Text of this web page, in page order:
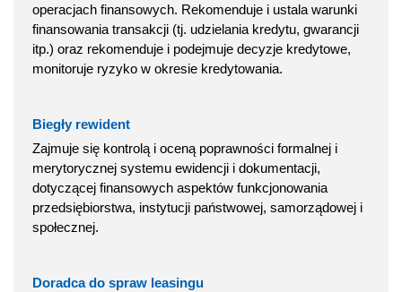
operacjach finansowych. Rekomenduje i ustala warunki
finansowania transakcji (tj. udzielania kredytu, gwarancji
itp.) oraz rekomenduje i podejmuje decyzje kredytowe,
monitoruje ryzyko w okresie kredytowania.
Biegły rewident
Zajmuje się kontrolą i oceną poprawności formalnej i
merytorycznej systemu ewidencji i dokumentacji,
dotyczącej finansowych aspektów funkcjonowania
przedsiębiorstwa, instytucji państwowej, samorządowej i
społecznej.
Doradca do spraw leasingu